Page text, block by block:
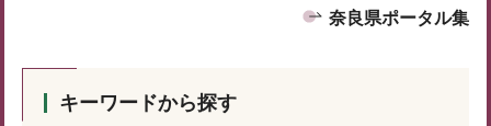
奈良県ポータル集
キーワードから探す